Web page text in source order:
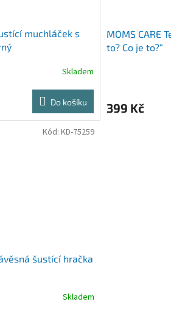
muchláček s
Skladem
Do košíku
MOMS CARE
to? Co je to?“
399 Kč
šustící hračka
Skladem
Kód: KD-75259